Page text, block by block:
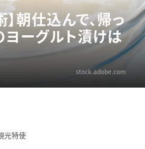
朝仕込んで、帰っ
ヨーグルト漬けは
stock.adobe.com
光特使